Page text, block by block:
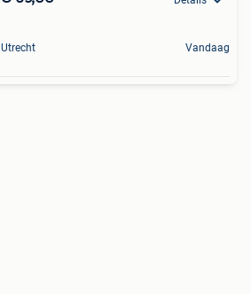
Utrecht Vandaag